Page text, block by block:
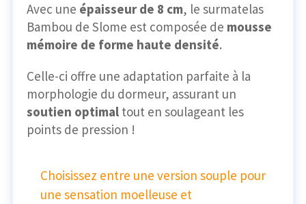
Avec une épaisseur de 8 cm, le surmatelas
Bambou de Slome est composée de mousse
mémoire de forme haute densité.
Celle-ci offre une adaptation parfaite à la
morphologie du dormeur, assurant un
soutien optimal tout en soulageant les
points de pression !
Choisissez entre une version souple pour
une sensation moelleuse et